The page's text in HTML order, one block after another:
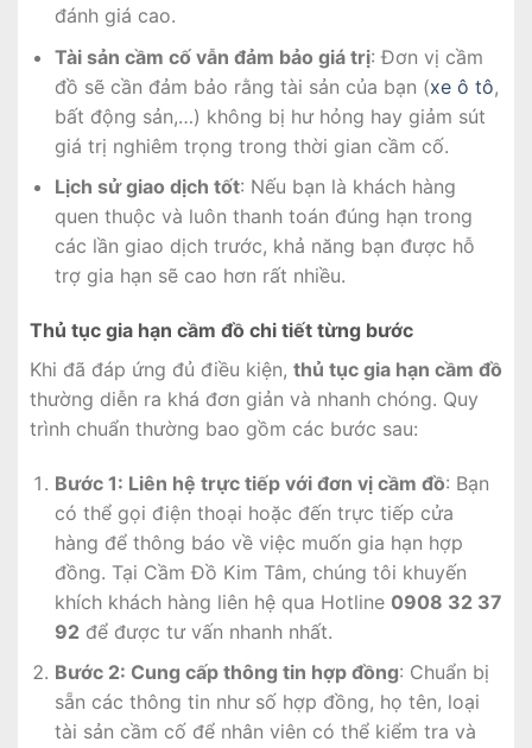
đánh giá cao.
Tài sản cầm cố vẫn đảm bảo giá trị: Đơn vị cầm
đồ sẽ cần đảm bảo rằng tài sản của bạn (xe ô tô,
bất động sản,…) không bị hư hỏng hay giảm sút
giá trị nghiêm trọng trong thời gian cầm cố.
Lịch sử giao dịch tốt: Nếu bạn là khách hàng
quen thuộc và luôn thanh toán đúng hạn trong
các lần giao dịch trước, khả năng bạn được hỗ
trợ gia hạn sẽ cao hơn rất nhiều.
Thủ tục gia hạn cầm đồ chi tiết từng bước
Khi đã đáp ứng đủ điều kiện, thủ tục gia hạn cầm đồ
thường diễn ra khá đơn giản và nhanh chóng. Quy
trình chuẩn thường bao gồm các bước sau:
Bước 1: Liên hệ trực tiếp với đơn vị cầm đồ: Bạn
có thể gọi điện thoại hoặc đến trực tiếp cửa
hàng để thông báo về việc muốn gia hạn hợp
đồng. Tại Cầm Đồ Kim Tâm, chúng tôi khuyến
khích khách hàng liên hệ qua Hotline 0908 32 37
92để được tư vấn nhanh nhất.
Bước 2: Cung cấp thông tin hợp đồng: Chuẩn bị
sẵn các thông tin như số hợp đồng, họ tên, loại
tài sản cầm cố để nhân viên có thể kiểm tra và